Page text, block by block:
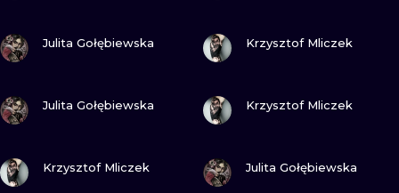
Julita Gołębiewska Krzysztof Mliczek
Julita Gołębiewska Krzysztof Mliczek
Krzysztof Mliczek Julita Gołębiewska